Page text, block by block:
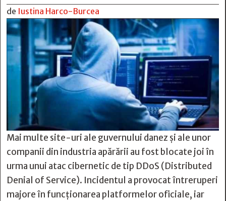
de Iustina Harco-Burcea
Mai multe site-uri ale guvernului danez și ale unor
companii din industria apărării au fost blocate joi în
urma unui atac cibernetic de tip DDoS (Distributed
Denial of Service). Incidentul a provocat întreruperi
majore în funcționarea platformelor oficiale, iar